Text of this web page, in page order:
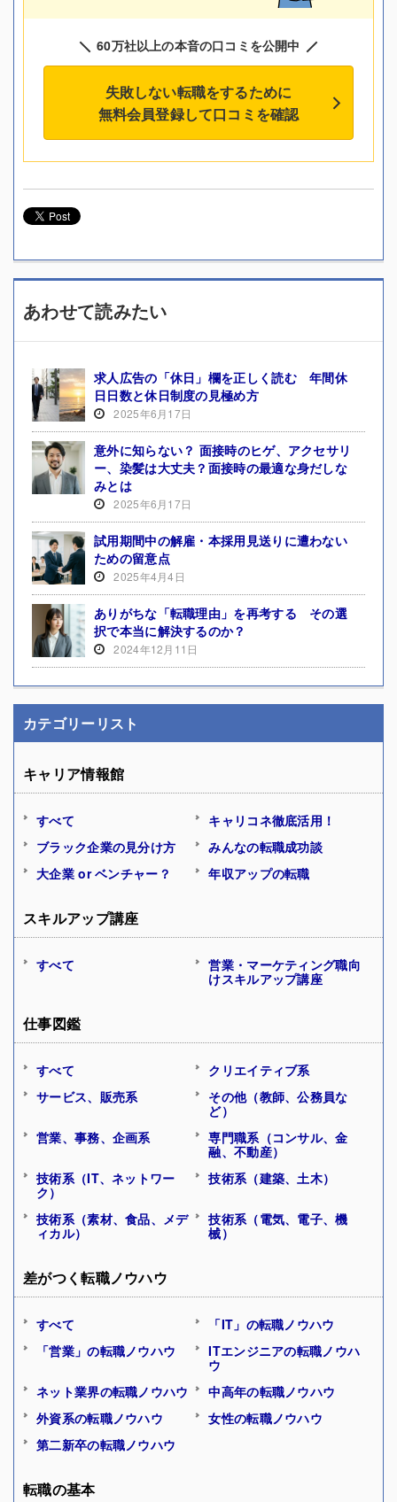
60万社以上の本音の口コミを公開中
失敗しない転職をするために
無料会員登録して口コミを確認
あわせて読みたい
求人広告の「休日」欄を正しく読む 年間休
日日数と休日制度の見極め方
2025年6月17日
意外に知らない？ 面接時のヒゲ、アクセサリ
ー、染髪は大丈夫？面接時の最適な身だしな
みとは
2025年6月17日
試用期間中の解雇・本採用見送りに遭わない
ための留意点
2025年4月4日
ありがちな「転職理由」を再考する その選
択で本当に解決するのか？
2024年12月11日
カテゴリーリスト
キャリア情報館
すべて
キャリコネ徹底活用！
ブラック企業の見分け方
みんなの転職成功談
大企業 or ベンチャー？
年収アップの転職
スキルアップ講座
すべて
営業・マーケティング職向
けスキルアップ講座
仕事図鑑
すべて
クリエイティブ系
サービス、販売系
その他（教師、公務員な
ど）
営業、事務、企画系
専門職系（コンサル、金
融、不動産）
技術系（IT、ネットワー
ク）
技術系（建築、土木）
技術系（素材、食品、メデ
ィカル）
技術系（電気、電子、機
械）
差がつく転職ノウハウ
すべて
「IT」の転職ノウハウ
「営業」の転職ノウハウ
ITエンジニアの転職ノウハ
ウ
ネット業界の転職ノウハウ
中高年の転職ノウハウ
外資系の転職ノウハウ
女性の転職ノウハウ
第二新卒の転職ノウハウ
転職の基本